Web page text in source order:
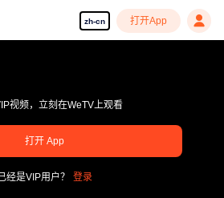
zh-cn 打开App
pay limit
视频，立刻在WeTV上观看
打开 App
经是VIP用户？ 登录